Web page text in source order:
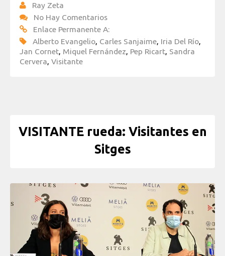
Ray Zeta
No Hay Comentarios
Enlace Permanente A:
Alberto Evangelio, Carles Sanjaime, Iria Del Río,
Jan Cornet, Miquel Fernández, Pep Ricart, Sandra
Cervera, Visitante
VISITANTE rueda: Visitantes en
Sitges